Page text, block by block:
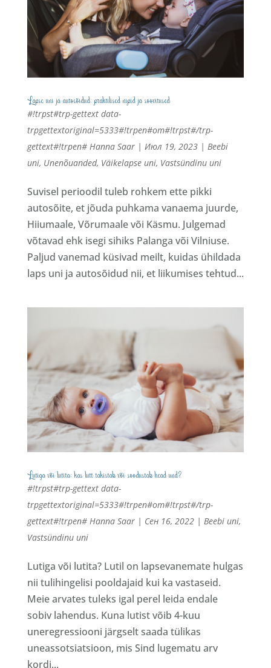
Lapse uni ja autosõidud: praktilised nipid ja soovitused
#!trpst#trp-gettext data-
trpgettextoriginal=5333#!trpen#от#!trpst#/trp-
gettext#!trpen# Hanna Saar| Июл 19, 2023| Beebi
uni, Unenõuanded, Väikelapse uni, Vastsündinu uni
Suvisel perioodil tuleb rohkem ette pikki
autosõite, et jõuda puhkama vanaema juurde,
Hiiumaale, Võrumaale või Käsmu. Julgemad
võtavad ehk isegi sihiks Palanga või Vilniuse.
Paljud vanemad küsivad meilt, kuidas ühildada
laps uni ja autosõidud nii, et liikumises tehtud...
Lutiga või lutita: kas lutt takistab või soodustab head und?
#!trpst#trp-gettext data-
trpgettextoriginal=5333#!trpen#от#!trpst#/trp-
gettext#!trpen# Hanna Saar| Сен 16, 2022| Beebi uni,
Vastsündinu uni
Lutiga või lutita? Lutil on lapsevanemate hulgas
nii tulihingelisi pooldajaid kui ka vastaseid.
Meie arvates tuleks igal perel leida endale
sobiv lahendus. Kuna lutist võib 4-kuu
uneregressiooni järgselt saada tülikas
uneassotsiatsioon, mis Sind lugematu arv
kordi...